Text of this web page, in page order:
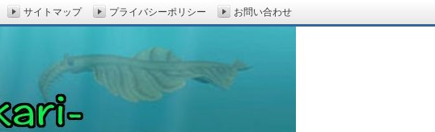
サイトマップ プライバシーポリシー お問い合わせ